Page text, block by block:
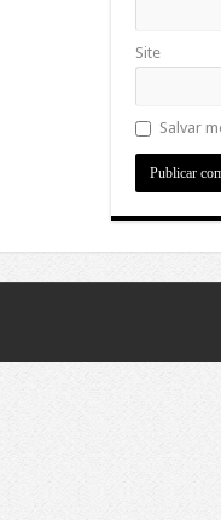
Site
Salvar